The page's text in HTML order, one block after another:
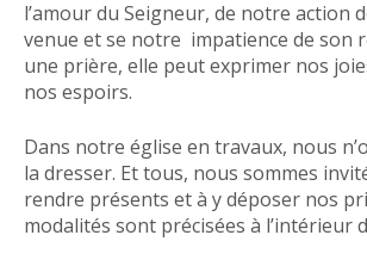
l’amour du Seigneur, de notre action
venue et se notre impatience de son
une prière, elle peut exprimer nos
nos espoirs.
Dans notre église en travaux, nous
la dresser. Et tous, nous sommes
rendre présents et à y déposer nos
modalités sont précisées à l’intérieur